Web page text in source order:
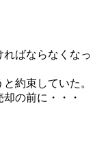
ばならなくなっ
約束していた。
の前に・・・